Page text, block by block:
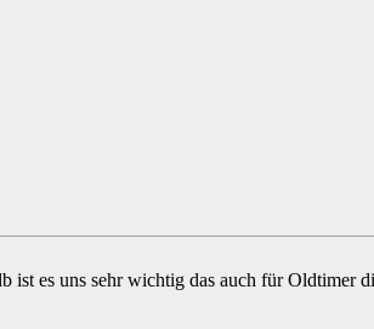
es uns sehr wichtig das auch für Oldtimer